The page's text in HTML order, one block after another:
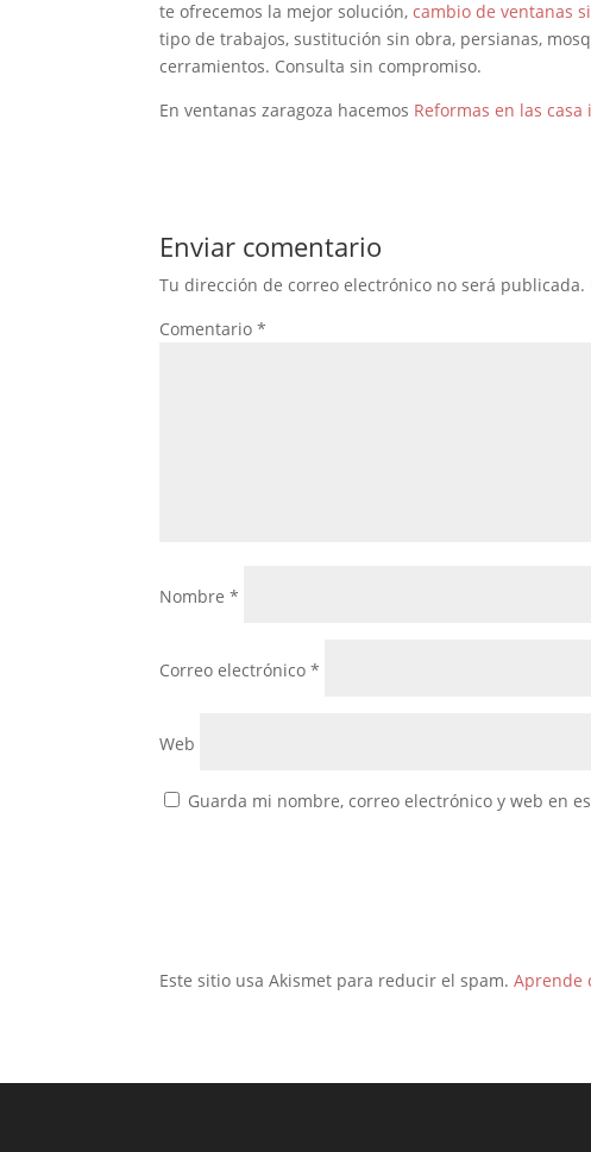
te ofrecemos la mejor solución,cambio de ventanas
tipo de trabajos, sustitución sin obra, persianas,
cerramientos. Consulta sin compromiso.
En ventanas zaragoza hacemos Reformas en las
Enviar comentario
Tu dirección de correo electrónico no será publicada.
Comentario*
Nombre*
Correo electrónico*
Web
Guarda mi nombre, correo electrónico y web en
Este sitio usa Akismet para reducir el spam.Aprende